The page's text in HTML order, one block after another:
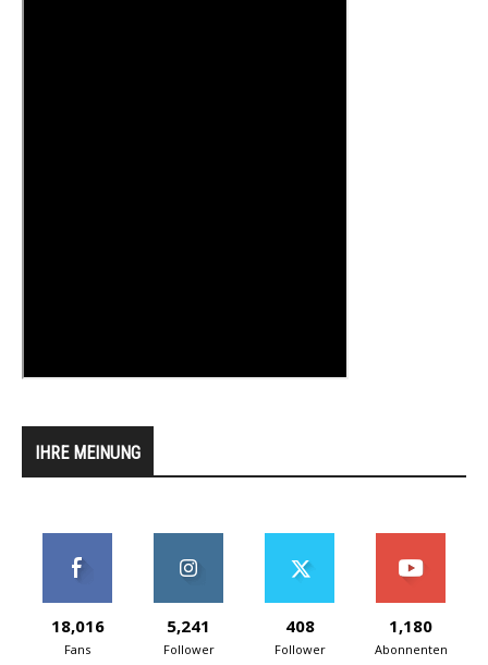
IHRE MEINUNG
18,016
Fans
5,241
Follower
408
Follower
1,180
Abonnenten